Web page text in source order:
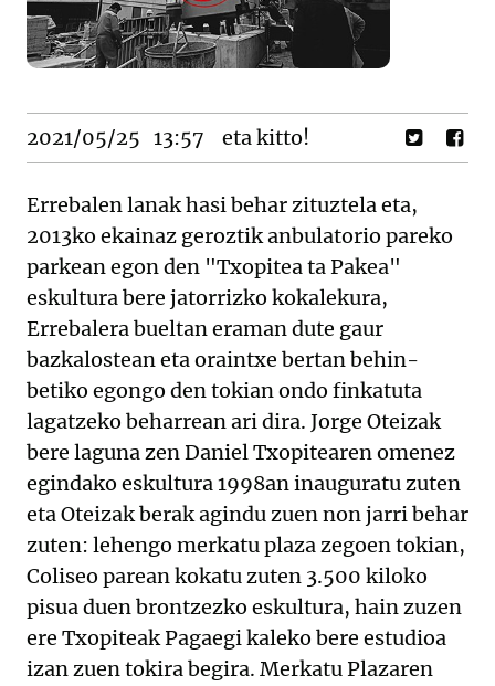
2021/05/25 13:57 eta kitto!
Errebalen lanak hasi behar zituztela eta,
2013ko ekainaz geroztik anbulatorio pareko
parkean egon den "Txopitea ta Pakea"
eskultura bere jatorrizko kokalekura,
Errebalera bueltan eraman dute gaur
bazkalostean eta oraintxe bertan behin-
betiko egongo den tokian ondo finkatuta
lagatzeko beharrean ari dira. Jorge Oteizak
bere laguna zen Daniel Txopitearen omenez
egindako eskultura 1998an inauguratu zuten
eta Oteizak berak agindu zuen non jarri behar
zuten: lehengo merkatu plaza zegoen tokian,
Coliseo parean kokatu zuten 3.500 kiloko
pisua duen brontzezko eskultura, hain zuzen
ere Txopiteak Pagaegi kaleko bere estudioa
izan zuen tokira begira. Merkatu Plazaren